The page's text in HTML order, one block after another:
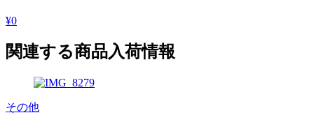
¥0
関連する商品入荷情報
その他